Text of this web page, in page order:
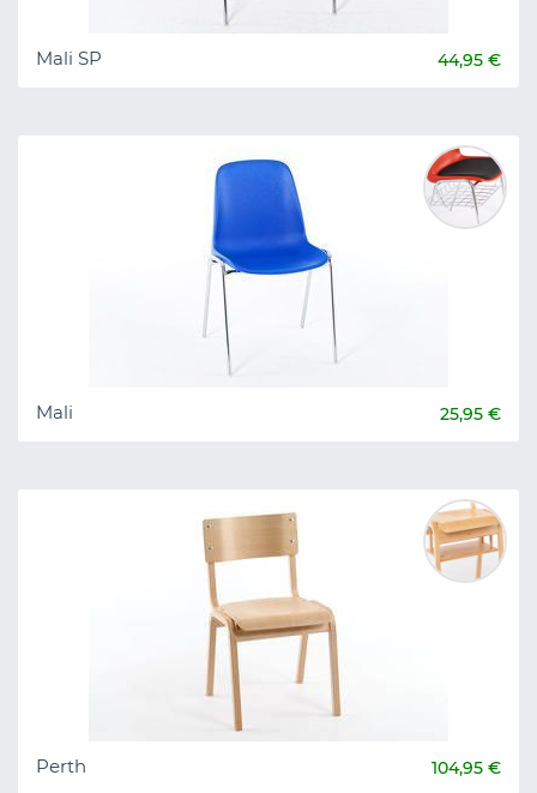
Mali SP 44,95 €
Mali 25,95 €
Perth 104,95 €